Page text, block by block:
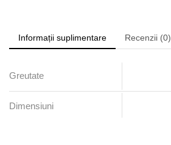
Informații suplimentare Recenzii (0)
Greutate
Dimensiuni